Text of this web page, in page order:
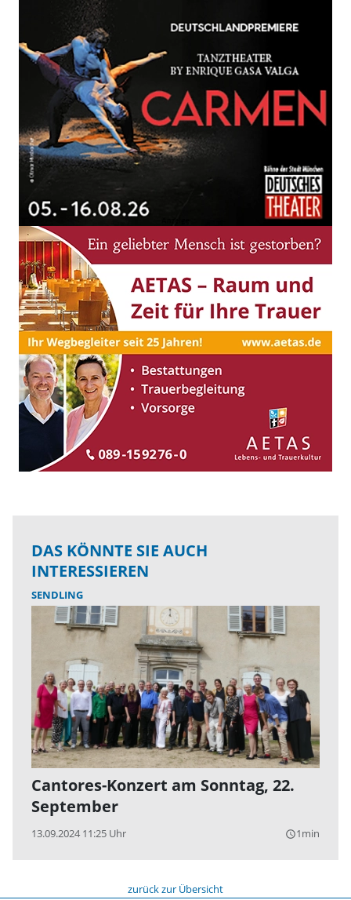
DAS KÖNNTE SIE AUCH
INTERESSIEREN
SENDLING
Cantores-Konzert am Sonntag, 22.
September
13.09.2024 11:25 Uhr query_builder1min
zurück zur Übersicht